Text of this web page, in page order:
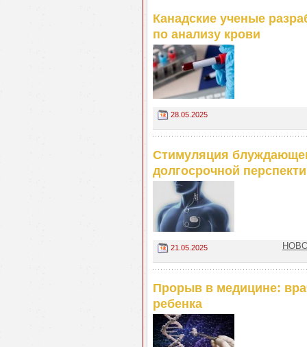
Канадские ученые
по анализу крови
28.05.2025
Стимуляция
долгосрочной
21.05.2025
Прорыв в медицине:
ребенка